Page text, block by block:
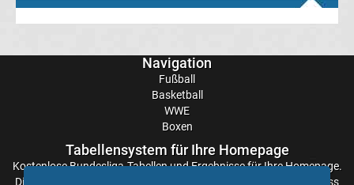
League
Navigation
Fußball
Basketball
WWE
Boxen
Tabellensystem für Ihre Homepage
KostenloseBundesliga-Tabellenund Ergebnisse für Ihre Homepage.
Die Aktualisierung der Ergebnisse erfolgt alle paar Minuten, sodass